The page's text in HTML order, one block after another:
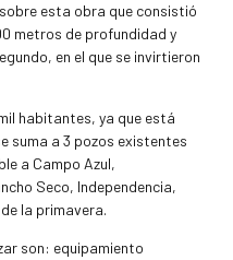
esta obra que consistió
metros de profundidad y
en el que se invirtieron
habitantes, ya que está
suma a 3 pozos existentes
a Campo Azul,
Seco, Independencia,
la primavera.
son: equipamiento